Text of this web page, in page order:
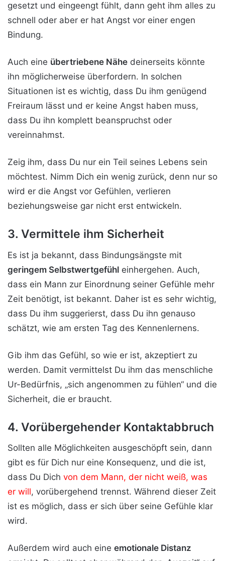
gesetzt und eingeengt fühlt, dann geht ihm alles zu
schnell oder aber er hat Angst vor einer engen
Bindung.
Auch eine übertriebene Nähe deinerseits könnte
ihn möglicherweise überfordern. In solchen
Situationen ist es wichtig, dass Du ihm genügend
Freiraum lässt und er keine Angst haben muss,
dass Du ihn komplett beanspruchst oder
vereinnahmst.
Zeig ihm, dass Du nur ein Teil seines Lebens sein
möchtest. Nimm Dich ein wenig zurück, denn nur so
wird er die Angst vor Gefühlen, verlieren
beziehungsweise gar nicht erst entwickeln.
3. Vermittele ihm Sicherheit
Es ist ja bekannt, dass Bindungsängste mit
geringem Selbstwertgefühl einhergehen. Auch,
dass ein Mann zur Einordnung seiner Gefühle mehr
Zeit benötigt, ist bekannt. Daher ist es sehr wichtig,
dass Du ihm suggerierst, dass Du ihn genauso
schätzt, wie am ersten Tag des Kennenlernens.
Gib ihm das Gefühl, so wie er ist, akzeptiert zu
werden. Damit vermittelst Du ihm das menschliche
Ur-Bedürfnis, „sich angenommen zu fühlen“ und die
Sicherheit, die er braucht.
4. Vorübergehender Kontaktabbruch
Sollten alle Möglichkeiten ausgeschöpft sein, dann
gibt es für Dich nur eine Konsequenz, und die ist,
dass Du Dich von dem Mann, der nicht weiß, was
er will, vorübergehend trennst. Während dieser Zeit
ist es möglich, dass er sich über seine Gefühle klar
wird.
Außerdem wird auch eine emotionale Distanz